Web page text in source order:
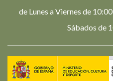
de Lunes a Viernes de
Sábados de